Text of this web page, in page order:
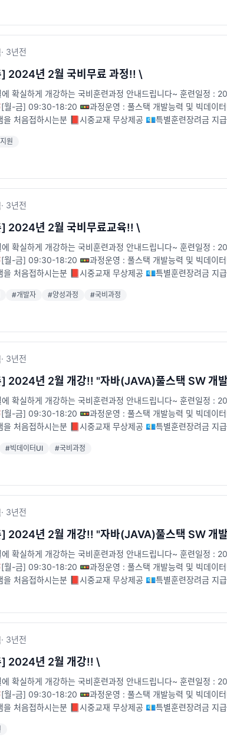
· 3년전
] 2024년 2월 국비무료 과정!! \
에 확실하게 개강하는 국비훈련과정 안내드립니다~ 훈련일
-금] 09:30-18:20 🚥과정운영 : 풀스택 개발능력 및 빅데이터
처음접하시는분 📕시중교재 무상제공 💶특별훈련장려금 지
원
· 3년전
] 2024년 2월 국비무료교육!! \
에 확실하게 개강하는 국비훈련과정 안내드립니다~ 훈련일
-금] 09:30-18:20 🚥과정운영 : 풀스택 개발능력 및 빅데이터
처음접하시는분 📕시중교재 무상제공 💶특별훈련장려금 지
#개발자 #양성과정 #국비과정
· 3년전
] 2024년 2월 개강!! "자바(JAVA)풀스택 SW 개
에 확실하게 개강하는 국비훈련과정 안내드립니다~ 훈련일
-금] 09:30-18:20 🚥과정운영 : 풀스택 개발능력 및 빅데이터
처음접하시는분 📕시중교재 무상제공 💶특별훈련장려금 지
assets/data/ck_upload/
#빅데이터UI #국비과정
· 3년전
] 2024년 2월 개강!! "자바(JAVA)풀스택 SW 개
에 확실하게 개강하는 국비훈련과정 안내드립니다~ 훈련일
-금] 09:30-18:20 🚥과정운영 : 풀스택 개발능력 및 빅데이터
처음접하시는분 📕시중교재 무상제공 💶특별훈련장려금 지
[5m] 📞전화 : 02-715-2111 🐥카카오톡 채널 : http://
· 3년전
] 2024년 2월 개강!! \
에 확실하게 개강하는 국비훈련과정 안내드립니다~ 훈련일
-금] 09:30-18:20 🚥과정운영 : 풀스택 개발능력 및 빅데이터
처음접하시는분 📕시중교재 무상제공 💶특별훈련장려금 지